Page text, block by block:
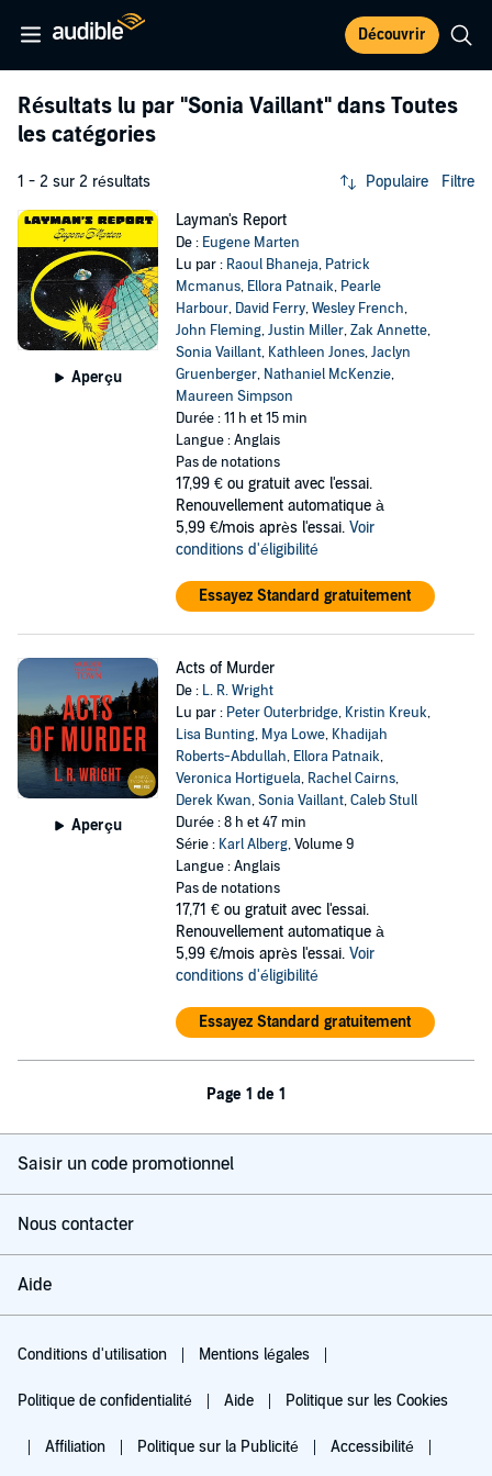
Découvrir
Résultats lu par "Sonia Vaillant" dans Toutes
les catégories
1 - 2 sur 2 résultats Populaire Filtre
Aperçu
Layman's Report
De : Eugene Marten
Lu par : Raoul Bhaneja, Patrick
Mcmanus, Ellora Patnaik, Pearle
Harbour, David Ferry,Wesley French,
John Fleming,Justin Miller,Zak Annette,
Sonia Vaillant, Kathleen Jones,Jaclyn
Gruenberger, Nathaniel McKenzie,
Maureen Simpson
Durée : 11 h et 15 min
Langue : Anglais
Pas de notations
17,99 € ou gratuit avec l'essai.
Renouvellement automatique à
5,99 €/mois après l'essai. Voir
conditions d'éligibilité
Essayez Standard gratuitement
Aperçu
Acts of Murder
De : L. R. Wright
Lu par : Peter Outerbridge, Kristin Kreuk,
Lisa Bunting, Mya Lowe, Khadijah
Roberts-Abdullah, Ellora Patnaik,
Veronica Hortiguela, Rachel Cairns,
Derek Kwan,Sonia Vaillant,Caleb Stull
Durée : 8 h et 47 min
Série : Karl Alberg, Volume 9
Langue : Anglais
Pas de notations
17,71 € ou gratuit avec l'essai.
Renouvellement automatique à
5,99 €/mois après l'essai. Voir
conditions d'éligibilité
Essayez Standard gratuitement
Page 1 de 1
Saisir un code promotionnel
Nous contacter
Aide
Conditions d'utilisation Mentions légales
Politique de confidentialité Aide Politique sur les Cookies
Affiliation Politique sur la Publicité Accessibilité